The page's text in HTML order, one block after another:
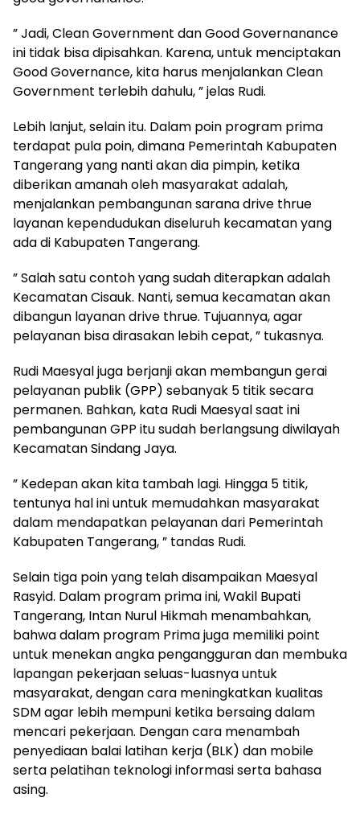
” Jadi, Clean Government dan Good Governanance
ini tidak bisa dipisahkan. Karena, untuk menciptakan
Good Governance, kita harus menjalankan Clean
Government terlebih dahulu, ” jelas Rudi.
Lebih lanjut, selain itu. Dalam poin program prima
terdapat pula poin, dimana Pemerintah Kabupaten
Tangerang yang nanti akan dia pimpin, ketika
diberikan amanah oleh masyarakat adalah,
menjalankan pembangunan sarana drive thrue
layanan kependudukan diseluruh kecamatan yang
ada di Kabupaten Tangerang.
” Salah satu contoh yang sudah diterapkan adalah
Kecamatan Cisauk. Nanti, semua kecamatan akan
dibangun layanan drive thrue. Tujuannya, agar
pelayanan bisa dirasakan lebih cepat, ” tukasnya.
Rudi Maesyal juga berjanji akan membangun gerai
pelayanan publik (GPP) sebanyak 5 titik secara
permanen. Bahkan, kata Rudi Maesyal saat ini
pembangunan GPP itu sudah berlangsung diwilayah
Kecamatan Sindang Jaya.
” Kedepan akan kita tambah lagi. Hingga 5 titik,
tentunya hal ini untuk memudahkan masyarakat
dalam mendapatkan pelayanan dari Pemerintah
Kabupaten Tangerang, ” tandas Rudi.
Selain tiga poin yang telah disampaikan Maesyal
Rasyid. Dalam program prima ini, Wakil Bupati
Tangerang, Intan Nurul Hikmah menambahkan,
bahwa dalam program Prima juga memiliki point
untuk menekan angka pengangguran dan membuka
lapangan pekerjaan seluas-luasnya untuk
masyarakat, dengan cara meningkatkan kualitas
SDM agar lebih mempuni ketika bersaing dalam
mencari pekerjaan. Dengan cara menambah
penyediaan balai latihan kerja (BLK) dan mobile
serta pelatihan teknologi informasi serta bahasa
asing.